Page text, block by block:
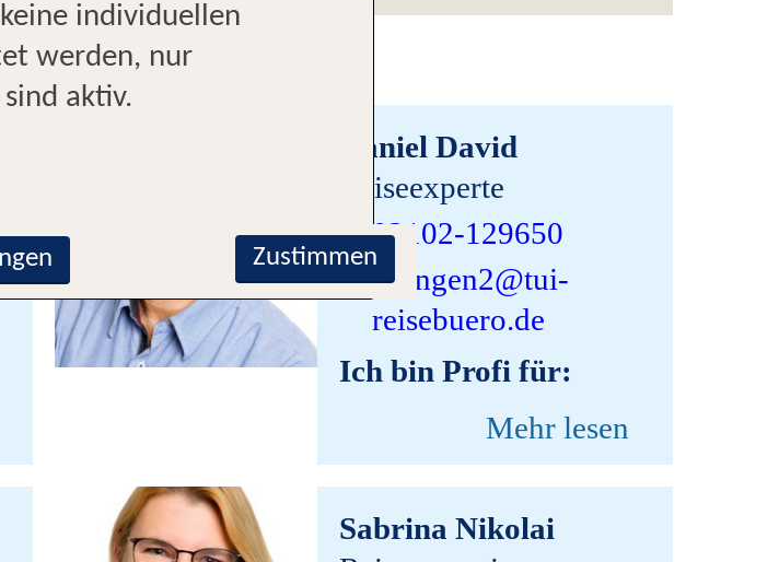
Daniel David
Reiseexperte
02102-129650
ratingen2@tui-
reisebuero.de
Ich bin Profi für:
Mehr lesen
Sabrina Nikolai
individuellen
werden, nur
aktiv.
Zustimmen